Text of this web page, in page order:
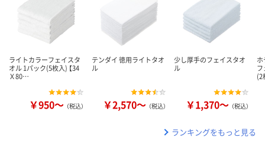
ライトカラーフェイスタ
オル 1パック(5枚入) 【34
Ｘ80…
￥950～ （税込）
テンダイ 徳用ライトタオ
ル
￥2,570～ （税込）
少し厚手のフェイスタオ
ル
￥1,370～ （税込）
(2
ランキングをもっと見る